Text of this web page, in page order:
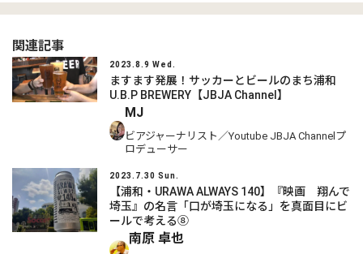
関連記事
2023.8.9 Wed.
ますます発展！サッカーとビールのまち浦和
U.B.P BREWERY【JBJA Channel】
MJ
ビアジャーナリスト／Youtube JBJA Channelプ
ロデューサー
2023.7.30 Sun.
【浦和・URAWA ALWAYS 140】『映画 翔んで
埼玉』の名言「口が埼玉になる」を真面目にビ
ールで考える⑧
南原 卓也